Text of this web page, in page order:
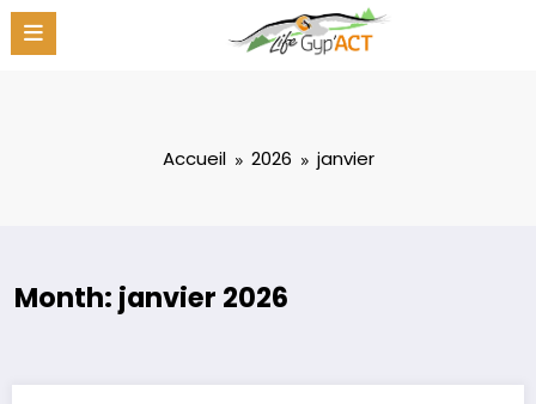
Aller
contenu
Accueil 2026 janvier
Month: janvier 2026